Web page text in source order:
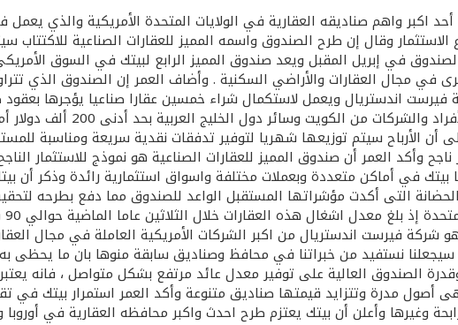
في إبريل المقبل ويعد صندوق المميز الرابع لبيتك في السوق
فيرست اندستريال ويعمل لاستكمال شراء خمسين عقارا صناعيا يؤجرها
الاكتتاب في الصندوق
في المئة ، مشيرا إلى أن الأرباح سيتم توزيعها شهريا لتوفير تدفقات نقدية
مليون دولار استثمار ناجح وأكد العمر أن صندوق المميز للعقارات الصناعية هو نموذج
بيتك في أماكن متعددة وبعملات مختلفة واسواق استثمارية رائدة وذكر أن
التى أكدت مؤشراتها المستقبل الواعد للصندوق مما دفع بطرحه
نستفيد من خبراتنا في محافظ وصناديق سابقة منوها بان ما
الصندوق العالية على توفير معدل عائد مرتفع بشكل متواصل ، فانه
مدرة وتتزايد قيمتها صناديق متنوعة وأكد العمر استمرار بيتك في